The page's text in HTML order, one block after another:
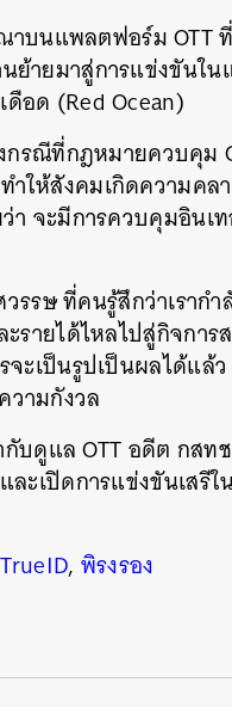
บนแพลตฟอร์ม OTT
ย้ายมาสู่การแข่งขันใ
อด (Red Ocean)
ณีที่กฎหมายควบคุม
ให้สังคมเกิดความคล
า จะมีการควบคุมอิน
รษ ที่คนรู้สึกว่าเราก
รายได้ไหลไปสู่กิจกา
ะเป็นรูปเป็นผลได้แล้
ามกังวล
กับดูแล OTT อดีต กส
ละเปิดการแข่งขันเส
TrueID, พิรงรอง